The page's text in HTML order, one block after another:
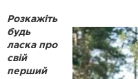
Розкажіть
будь
ласка про
свій
перший